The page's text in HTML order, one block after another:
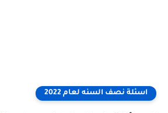
اسئلة نصف السنه لعام 2022